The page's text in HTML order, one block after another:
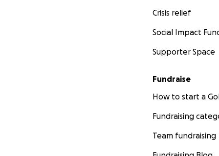
Crisis relief
Social Impact
Supporter Space
Fundraise
How to start a
Fundraising
Team fundraising